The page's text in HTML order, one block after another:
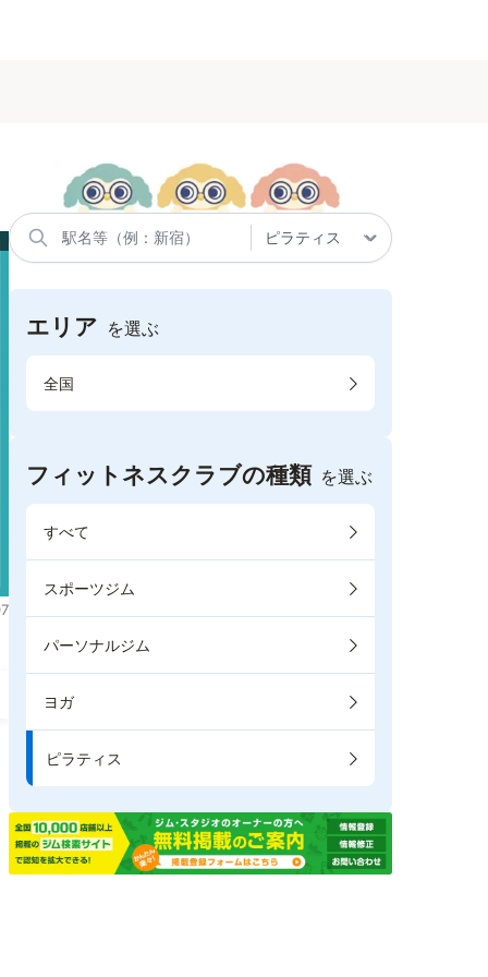
エリア を選ぶ
全国
フィットネスクラブの種類 を選ぶ
すべて
スポーツジム
パーソナルジム
ヨガ
ピラティス